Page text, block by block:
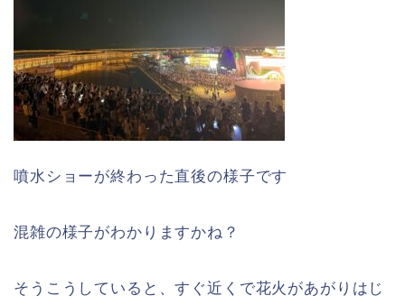
噴水ショーが終わった直後の様子です
混雑の様子がわかりますかね？
そうこうしていると、すぐ近くで花火があがりはじ